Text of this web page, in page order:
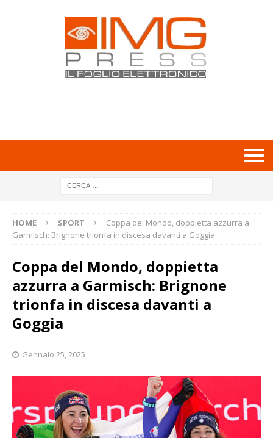
HOME SPORT
Coppa del Mondo, doppietta azzurra a
Garmisch: Brignone trionfa in discesa davanti a Goggia
Coppa del Mondo, doppietta
azzurra a Garmisch: Brignone
trionfa in discesa davanti a
Goggia
Gennaio 25, 2025